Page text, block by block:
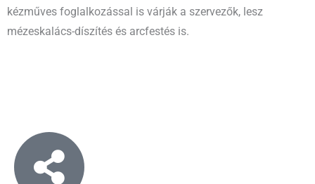
kézműves foglalkozással is várják a szervezők, lesz
mézeskalács-díszítés és arcfestés is.